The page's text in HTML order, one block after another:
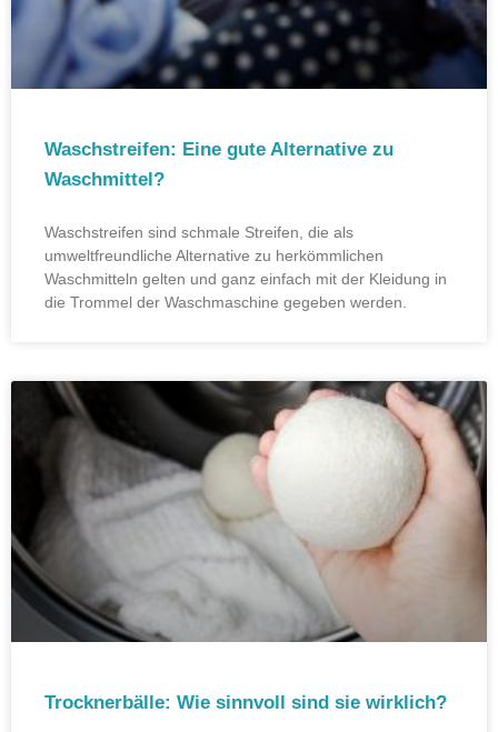
Waschstreifen: Eine gute Alternative zu
Waschmittel?
Waschstreifen sind schmale Streifen, die als
umweltfreundliche Alternative zu herkömmlichen
Waschmitteln gelten und ganz einfach mit der Kleidung in
die Trommel der Waschmaschine gegeben werden.
Trocknerbälle: Wie sinnvoll sind sie wirklich?